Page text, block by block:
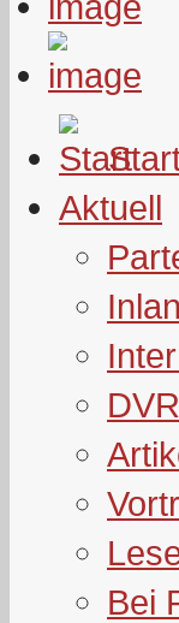
Aktuell
Bei